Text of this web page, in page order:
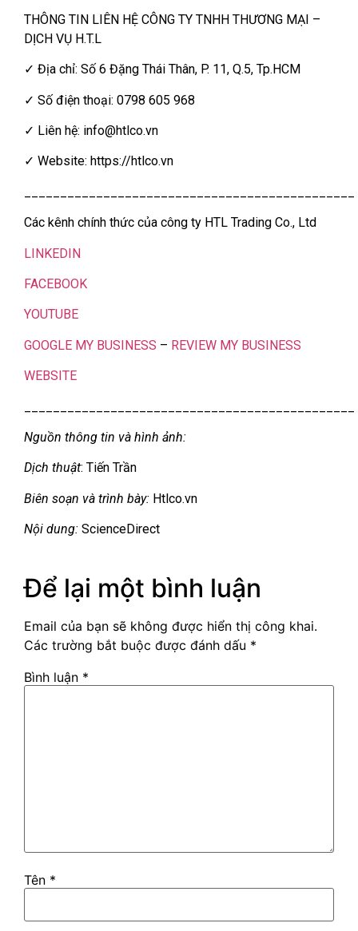
THÔNG TIN LIÊN HỆ CÔNG TY TNHH THƯƠNG MẠI –
DỊCH VỤ H.T.L
✓ Địa chỉ: Số 6 Đặng Thái Thân, P. 11, Q.5, Tp.HCM
✓ Số điện thoại: 0798 605 968
✓ Liên hệ: info@htlco.vn
✓ Website: https://htlco.vn
Các kênh chính thức của công ty HTL Trading Co., Ltd
LINKEDIN
FACEBOOK
YOUTUBE
GOOGLE MY BUSINESS – REVIEW MY BUSINESS
WEBSITE
Nguồn thông tin và hình ảnh:
Dịch thuật: Tiến Trần
Biên soạn và trình bày: Htlco.vn
Nội dung: ScienceDirect
Để lại một bình luận
Email của bạn sẽ không được hiển thị công khai.
Các trường bắt buộc được đánh dấu *
Bình luận *
Tên *